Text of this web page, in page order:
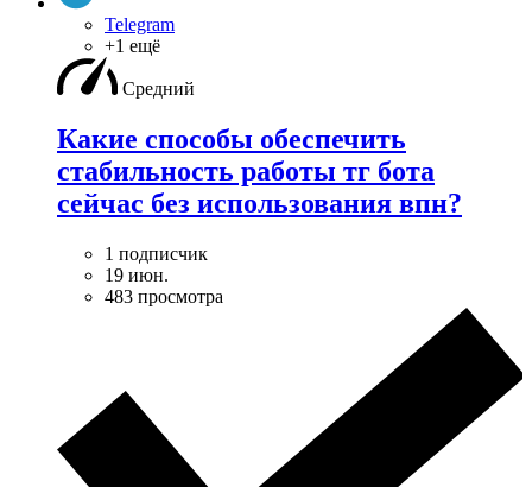
Telegram
+1 ещё
Средний
Какие способы обеспечить
стабильность работы тг бота
сейчас без использования впн?
1 подписчик
19 июн.
483 просмотра